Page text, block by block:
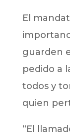
El
guarden
pedido a
todos y
quien
“El